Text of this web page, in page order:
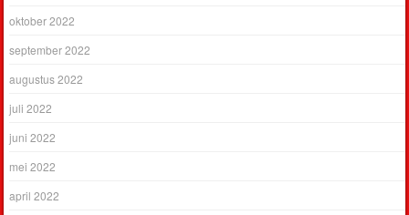
oktober 2022
september 2022
augustus 2022
juli 2022
juni 2022
mei 2022
april 2022